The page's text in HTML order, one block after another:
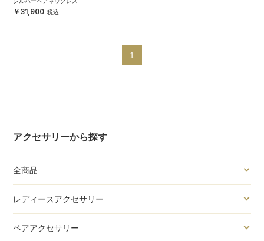
アクセサリーから探す
全商品
レディースアクセサリー
ペアアクセサリー
31,900
1